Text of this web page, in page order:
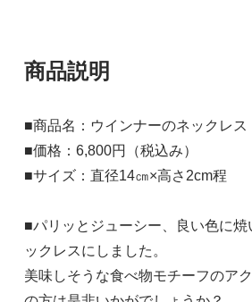
商品説明
■商品名：ウインナーのネックレス
■価格：6,800円（税込み）
■サイズ：直径14㎝×高さ2cm程
■パリッとジューシー、良い色に
ックレスにしました。
美味しそうな食べ物モチーフのア